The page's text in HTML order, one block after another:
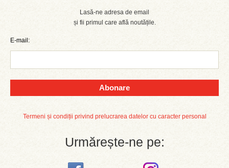
Lasă-ne adresa de email
și fii primul care află noutățile.
E-mail:
Abonare
Termeni și condiții privind prelucrarea datelor cu caracter personal
Urmărește-ne pe: